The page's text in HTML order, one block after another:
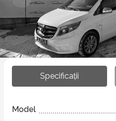
Specificații
Model